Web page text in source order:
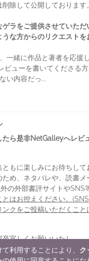
除して公開しております。
ゲラをご提供させていた
な方からのリクエストを
一緒に作品と著者を応援
ビューを書いてくださる方
い内容だっ...
たら是非NetGalleyへレビ
もに楽しみにお待ちして
め、ネタバレや、読書メ
の外部書評サイトやSNS
とはお控えください。
ンクをご投稿いただくこ
宜しくお願いいたし...
利用することにより、 ク